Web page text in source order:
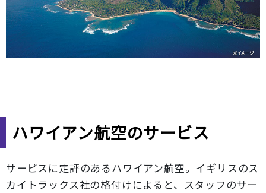
ハワイアン航空のサービス
サービスに定評のあるハワイアン航空。イギリスのス
カイトラックス社の格付けによると、スタッフのサー